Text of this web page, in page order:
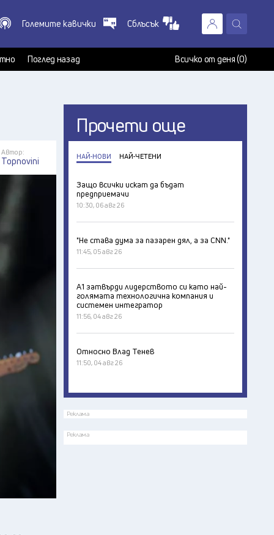
X
Големите кавички Сблъсък
Поглед назад Всичко от деня (0)
Автор:
Topnovini
Прочети още
НАЙ-НОВИ НАЙ-ЧЕТЕНИ
Защо всички искат да бъдат
предприемачи
10:30, 06 авг 26
"Не става дума за пазарен дял, а за CNN."
11:45, 05 авг 26
А1 затвърди лидерството си като най-
голямата технологична компания и
системен интегратор
11:56, 04 авг 26
Относно Влад Тенев
11:50, 04 авг 26
Реклама
Реклама